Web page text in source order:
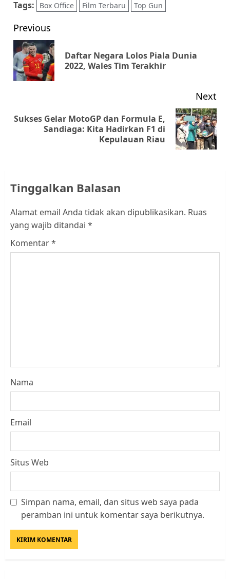
Tags: Box Office Film Terbaru Top Gun
Post
navigation
Previous
Daftar Negara Lolos Piala Dunia
2022, Wales Tim Terakhir
Next
Next
Sukses Gelar MotoGP dan Formula E,
Sandiaga: Kita Hadirkan F1 di
Kepulauan Riau
Tinggalkan Balasan
Alamat email Anda tidak akan dipublikasikan. Ruas
yang wajib ditandai *
Komentar*
Nama
Email
Situs Web
Simpan nama, email, dan situs web saya pada
peramban ini untuk komentar saya berikutnya.
Datangi Pemko Batam, Warga